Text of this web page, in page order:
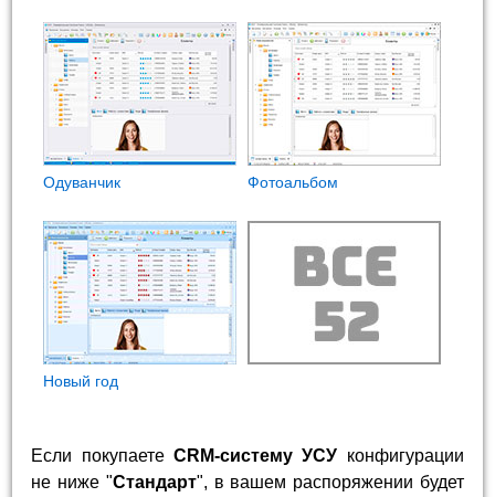
Одуванчик Фотоальбом
Новый год
Если покупаете CRM-систему УСУ конфигурации
не ниже "Стандарт", в вашем распоряжении будет